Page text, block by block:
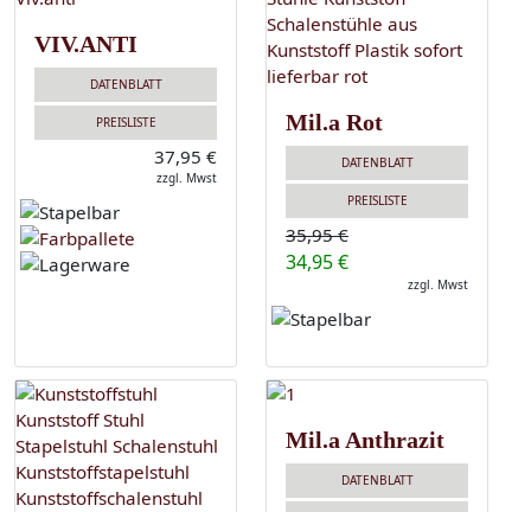
VIV.ANTI
DATENBLATT
PREISLISTE
37,95 €
zzgl. Mwst
Mil.a Rot
DATENBLATT
PREISLISTE
35,95 €
34,95 €
zzgl. Mwst
Mil.a Anthrazit
DATENBLATT